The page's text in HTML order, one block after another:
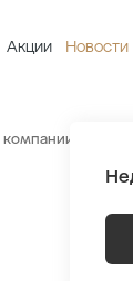
Акции Новости